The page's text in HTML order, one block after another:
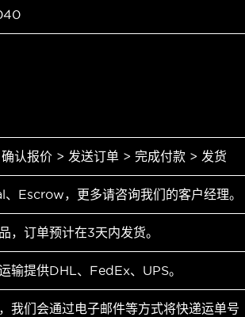
认报价 > 发送订单 > 完成付款 > 发货
Escrow，更多请咨询我们的客户经理。
，订单预计在3天内发货。
输提供DHL、FedEx、UPS。
我们会通过电子邮件等方式将快递运单号